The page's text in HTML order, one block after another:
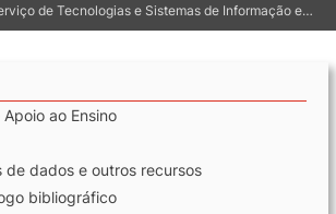
de Tecnologias e Sistemas de Informação e…
ao Ensino
de dados e outros recursos
bibliográfico